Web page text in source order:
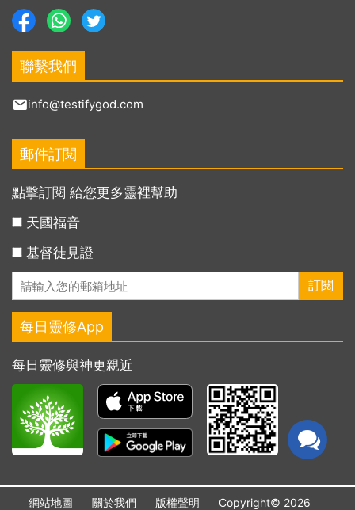
聯繫我們
info@testifygod.com
郵件訂閱
點擊訂閱 給您更多靈裡幫助
天國福音
基督徒見證
每日靈修App
每日靈修與神更親近
網站地圖 關於我們 版權聲明 Copyright© 2026